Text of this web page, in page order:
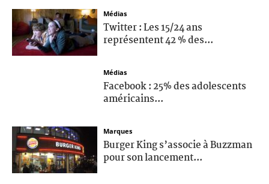
Médias
Twitter : Les 15/24 ans
représentent 42 % des...
Médias
Facebook : 25% des adolescents
américains...
Marques
Burger King s’associe à Buzzman
pour son lancement...